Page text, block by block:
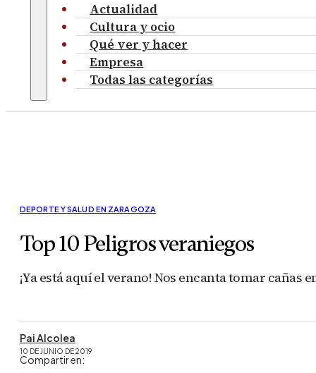
Actualidad
Cultura y ocio
Qué ver y hacer
Empresa
Todas las categorías
DEPORTE Y SALUD EN ZARAGOZA
Top 10 Peligros veraniegos
¡Ya está aquí el verano! Nos encanta tomar
Pai Alcolea
10 DE JUNIO DE 2019
Compartir en: